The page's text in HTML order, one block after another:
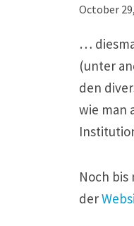
October
…
(unter
den
wie man
Noch
der